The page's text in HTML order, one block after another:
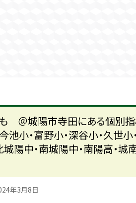
も ＠城陽市寺田にある個別
小・富野小・深谷小・久世小
陽中・南城陽中・南陽高・城
年3月8日